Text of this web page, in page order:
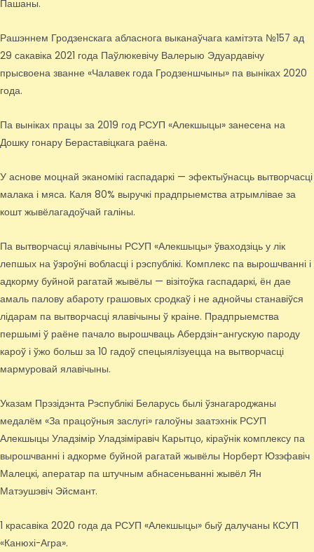
Пашаны.
Рашэннем Гродзенскага абласнога выканаўчага камітэта №157 ад
29 сакавіка 2021 года Паўлюкевічу Валерыю Эдуардавічу
прысвоена званне «Чалавек года Гродзеншчыны» па выніках 2020
года.
Па выніках працы за 2019 год РСУП «Алекшыцы» занесена на
Дошку гонару Бераставіцкага раёна.
У аснове моцнай эканомікі гаспадаркі — эфектыўнасць вытворчасці
малака і мяса. Каля 80% выручкі прадпрыемства атрымлівае за
кошт жывёлагадоўчай галіны.
Па вытворчасці ялавічыны РСУП «Алекшыцы» ўваходзіць у лік
лепшых на ўзроўні вобласці і рэспублікі. Комплекс па вырошчванні і
адкорму буйной рагатай жывёлы — візітоўка гаспадаркі, ён дае
амаль палову абароту грашовых сродкаў і не аднойчы станавіўся
лідарам па вытворчасці ялавічыны ў краіне. Прадпрыемства
першымі ў раёне пачало вырошчваць Абердзін-ангускую пароду
кароў і ўжо больш за 10 гадоў спецыялізуецца на вытворчасці
мармуровай ялавічыны.
Указам Прэзідэнта Рэспублікі Беларусь былі ўзнагароджаны
медалём «За працоўныя заслугі» галоўны заатэхнік РСУП
Алекшыцы Уладзімір Уладзіміравіч Карытцо, кіраўнік комплексу па
вырошчванні і адкорме буйной рагатай жывёлы Норберт Юзэфавіч
Малецкі, аператар па штучным абнасеньванні жывёл Ян
Матэушэвіч Эйсмант.
1 красавіка 2020 года да РСУП «Алекшыцы» быў далучаны КСУП
«Канюхі-Агра».